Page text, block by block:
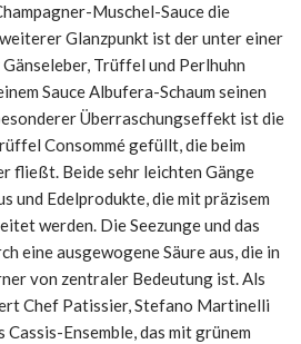
Muschel-Sauce die
Glanzpunkt ist der unter einer
Trüffel und Perlhuhn
Sauce Albufera-Schaum seinen
Überraschungseffekt ist die
Consommé gefüllt, die beim
fließt. Beide sehr leichten Gänge
und Edelprodukte, die mit präzisem
werden. Die Seezunge und das
eine ausgewogene Säure aus, die in
von zentraler Bedeutung ist. Als
Chef Patissier, Stefano Martinelli
Ensemble, das mit grünem